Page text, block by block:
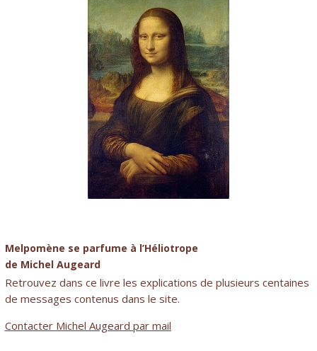
Melpomène se parfume à l’Héliotrope
de Michel Augeard
Retrouvez dans ce livre les explications de plusieurs centaines
de messages contenus dans le site.
Contacter Michel Augeard par mail